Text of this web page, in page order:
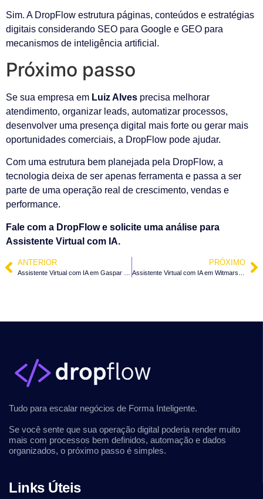
Sim. A DropFlow estrutura páginas, conteúdos e estratégias
digitais considerando SEO para Google e GEO para
mecanismos de inteligência artificial.
Próximo passo
Se sua empresa em Luiz Alves precisa melhorar
atendimento, organizar leads, automatizar processos,
desenvolver uma presença digital mais forte ou gerar mais
oportunidades comerciais, a DropFlow pode ajudar.
Com uma estrutura bem planejada pela DropFlow, a
tecnologia deixa de ser apenas ferramenta e passa a ser
parte de uma operação real de crescimento, vendas e
performance.
Fale com a DropFlow e solicite uma análise para
Assistente Virtual com IA.
ANTERIOR PRÓXIMO
Tudo para escalar negócios de Forma Inteligente.
Se você sente que sua operação digital poderia render muito
mais com processos bem definidos, automação e dados
organizados, o próximo passo é simples.
Links Úteis